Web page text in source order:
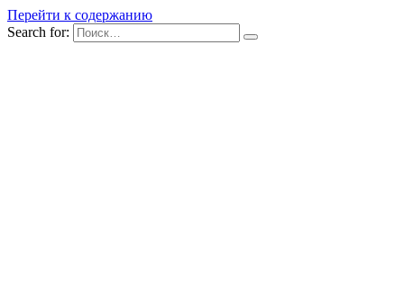
Перейти к содержанию
Search for: